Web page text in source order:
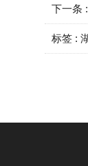
下一条
标签 :